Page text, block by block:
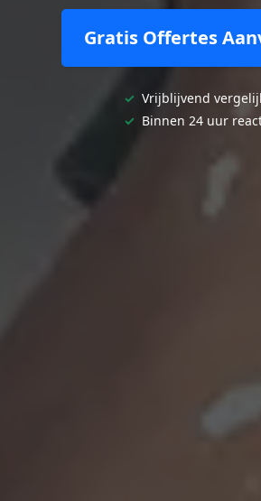
Gratis Offertes
✓ Vrijblijvend
✓ Binnen 24 uur